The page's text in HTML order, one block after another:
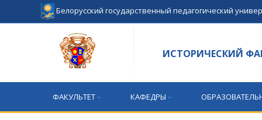
Белорусский государственный педагогический
ИСТОРИЧЕСКИЙ
ФАКУЛЬТЕТ КАФЕДРЫ